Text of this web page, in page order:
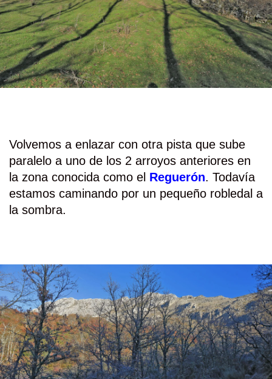
Volvemos a enlazar con otra pista que sube
paralelo a uno de los 2 arroyos anteriores en
la zona conocida como el Reguerón. Todavía
estamos caminando por un pequeño robledal a
la sombra.